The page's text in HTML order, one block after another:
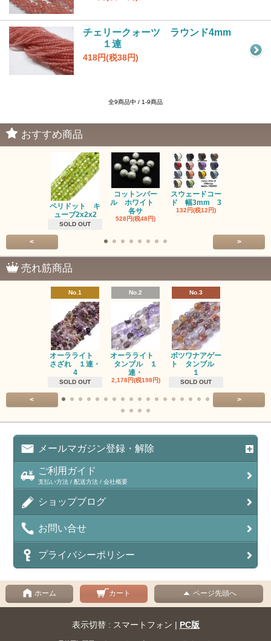
チェリークォーツ ラウンド4mm
１連
418円(税38円)
全9商品中 / 1-9商品
おすすめ商品
ペリドット キ
ューブ2x2x2
SOLD OUT
コットンパー
ル ホワイト
各サ
528円(税48円)
スウェードコー
ド 幅3mm 3
132円(税12円)
< >
売れ筋商品
No.1
オーラライト
さざれ １連・
4
SOLD OUT
No.2
オーラライト
タンブル １
連・
2,178円(税198円)
No.3
ボツワナアゲー
ト タンブル
１
SOLD OUT
< >
メールマガジン登録・解除
ご利用ガイド
支払い方法 / 配送方法 / 会社概要
ショップブログ
お問い合せ
プライバシーポリシー
ホーム カート ページ先頭へ
表示切替 : スマートフォン | PC版